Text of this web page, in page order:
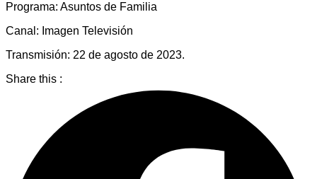
Programa: Asuntos de Familia
Canal: Imagen Televisión
Transmisión: 22 de agosto de 2023.
Share this :